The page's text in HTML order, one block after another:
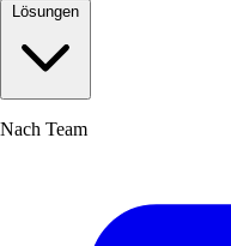
Lösungen
Nach Team